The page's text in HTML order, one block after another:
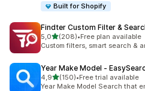
Built for Shopify
Findter Custom Filter &
5,0/ 5 tähteä
(208)
208 arvostelua yhteensä
•Free plan available
Custom filters, smart search &
Year Make Model ‑
4,9/ 5 tähteä
(150)
150 arvostelua yhteensä
•Free trial available
Year Make Model Search that